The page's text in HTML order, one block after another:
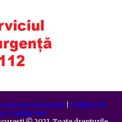
personal| Politica de
cookie-uri